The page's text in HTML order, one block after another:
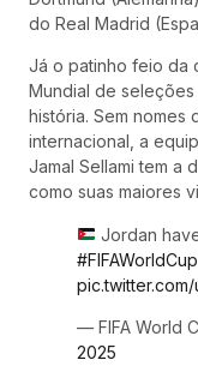
do Real Madrid
Já o patinho feio da
Mundial de seleções
história. Sem nomes
internacional, a
Jamal Sellami tem a
como suas maiores
Jordan
#FIFAWorldCup
— FIFA World
2025